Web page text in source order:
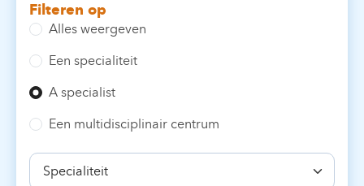
Filteren op
Alles weergeven
Een specialiteit
A specialist
Een multidisciplinair centrum
Specialiteit